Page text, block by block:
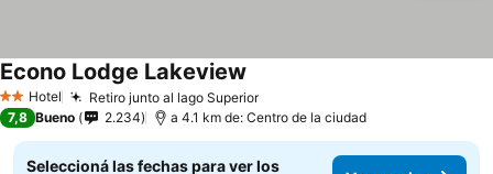
2 Estrellas
Hotel Retiro junto al lago Superior
Econo Lodge Lakeview
7,8 Bueno 2.234 a 4.1 km de: Centro de la ciudad
Seleccioná las fechas para ver los